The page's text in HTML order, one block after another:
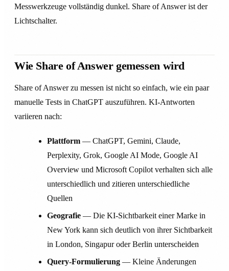
Messwerkzeuge vollständig dunkel. Share of Answer ist der
Lichtschalter.
Wie Share of Answer gemessen wird
Share of Answer zu messen ist nicht so einfach, wie ein paar
manuelle Tests in ChatGPT auszuführen. KI-Antworten
variieren nach:
Plattform — ChatGPT, Gemini, Claude,
Perplexity, Grok, Google AI Mode, Google AI
Overview und Microsoft Copilot verhalten sich alle
unterschiedlich und zitieren unterschiedliche
Quellen
Geografie — Die KI-Sichtbarkeit einer Marke in
New York kann sich deutlich von ihrer Sichtbarkeit
in London, Singapur oder Berlin unterscheiden
Query-Formulierung — Kleine Änderungen